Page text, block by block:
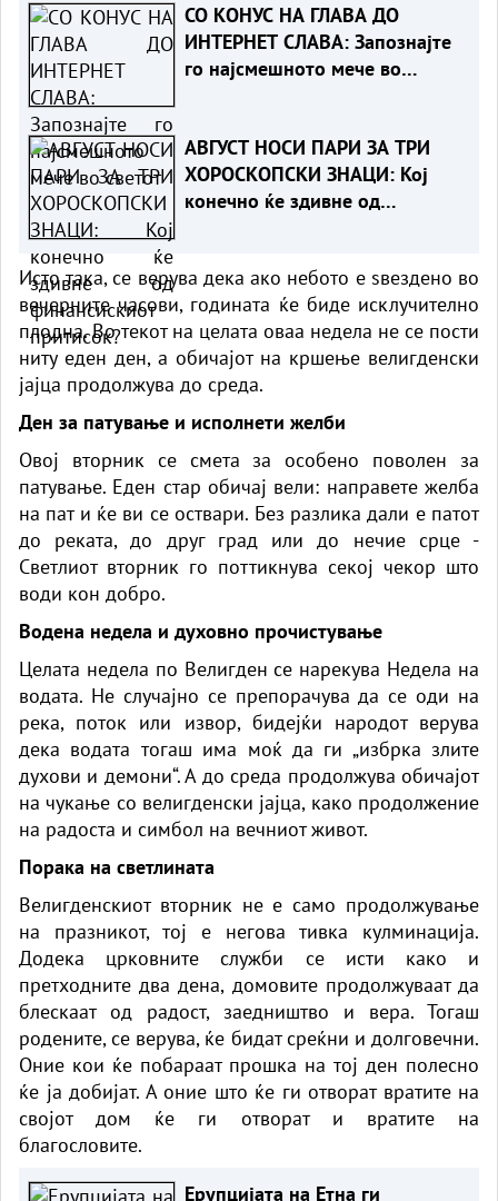
СО КОНУС НА ГЛАВА ДО
ИНТЕРНЕТ СЛАВА: Запознајте
го најсмешното мече во
АВГУСТ НОСИ ПАРИ ЗА ТРИ
ХОРОСКОПСКИ ЗНАЦИ: Кој
конечно ќе здивне од
Исто така, се верува дека ако небото е ѕвездено во
вечерните часови, годината ќе биде исклучително
плодна. Во текот на целата оваа недела не се пости
ниту еден ден, а обичајот на кршење велигденски
јајца продолжува до среда.
Ден за патување и исполнети желби
Овој вторник се смета за особено поволен за
патување. Еден стар обичај вели: направете желба
на пат и ќе ви се оствари. Без разлика дали е патот
до реката, до друг град или до нечие срце -
Светлиот вторник го поттикнува секој чекор што
води кон добро.
Водена недела и духовно прочистување
Целата недела по Велигден се нарекува Недела на
водата. Не случајно се препорачува да се оди на
река, поток или извор, бидејќи народот верува
дека водата тогаш има моќ да ги „избрка злите
духови и демони“. А до среда продолжува обичајот
на чукање со велигденски јајца, како продолжение
на радоста и симбол на вечниот живот.
Порака на светлината
Велигденскиот вторник не е само продолжување
на празникот, тој е негова тивка кулминација.
Додека црковните служби се исти како и
претходните два дена, домовите продолжуваат да
блескаат од радост, заедништво и вера. Тогаш
родените, се верува, ќе бидат среќни и долговечни.
Оние кои ќе побараат прошка на тој ден полесно
ќе ја добијат. А оние што ќе ги отворат вратите на
својот дом ќе ги отворат и вратите на
благословите.
Ерупцијата на Етна ги